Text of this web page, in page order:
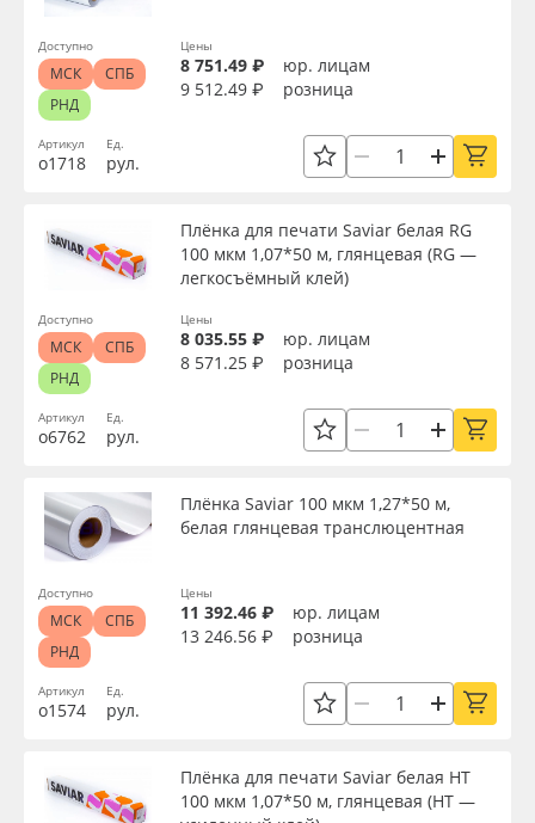
Артикул
о1718
Ед.
рул.
Цены
8 751.49 ₽
юр. лицам
9 512.49 ₽
розница
Доступно
МСК
СПБ
РНД
Артикул
о6762
Плёнка для печати Saviar белая RG
100 мкм 1,07*50 м, глянцевая (RG —
легкосъёмный клей)
Ед.
рул.
Цены
8 035.55 ₽
юр. лицам
8 571.25 ₽
розница
Доступно
МСК
СПБ
РНД
Артикул
о1574
Плёнка Saviar 100 мкм 1,27*50 м,
белая глянцевая транслюцентная
Ед.
рул.
Цены
11 392.46 ₽
юр. лицам
13 246.56 ₽
розница
Доступно
МСК
СПБ
РНД
Плёнка для печати Saviar белая HT
100 мкм 1,07*50 м, глянцевая (HT —